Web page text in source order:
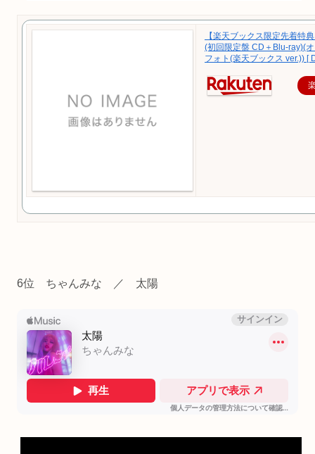
【楽天ブックス限定先着特
(初回限定盤 CD＋Blu-ray)(
フォト(楽天ブックス ver.)) [
6位 ちゃんみな ／ 太陽